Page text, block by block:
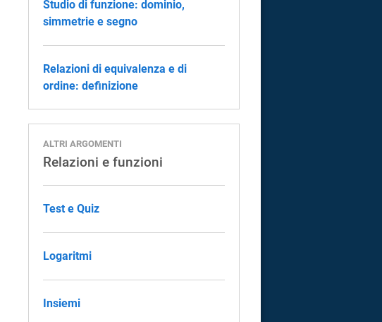
Studio di funzione: dominio,
simmetrie e segno
Relazioni di equivalenza e di
ordine: definizione
ALTRI ARGOMENTI
Relazioni e funzioni
Test e Quiz
Logaritmi
Insiemi